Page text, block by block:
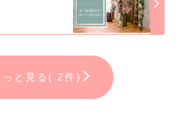
っと見る( 2件)